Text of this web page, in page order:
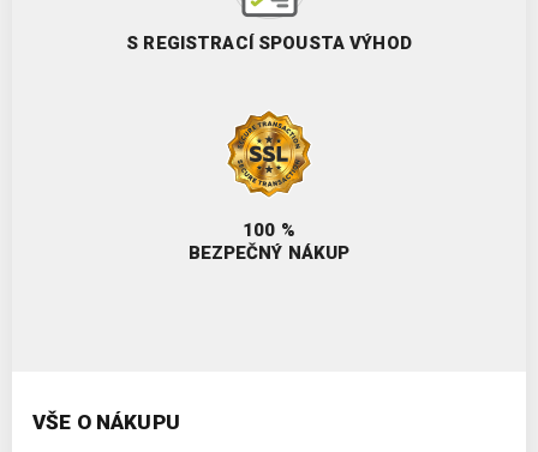
S REGISTRACÍ SPOUSTA VÝHOD
100 %
BEZPEČNÝ NÁKUP
VŠE O NÁKUPU